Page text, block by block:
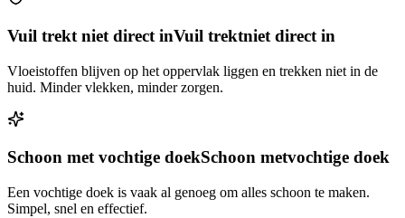
Vuil trekt niet direct inVuil trektniet direct in
Vloeistoffen blijven op het oppervlak liggen en trekken niet in de
huid. Minder vlekken, minder zorgen.
Schoon met vochtige doekSchoon metvochtige doek
Een vochtige doek is vaak al genoeg om alles schoon te maken.
Simpel, snel en effectief.